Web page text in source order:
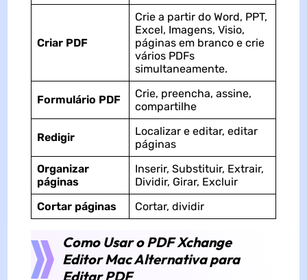
Criar PDF
Crie a partir do Word, PPT,
Excel, Imagens, Visio,
páginas em branco e crie
vários PDFs
simultaneamente.
Formulário PDF
Crie, preencha, assine,
compartilhe
Redigir
Localizar e editar, editar
páginas
Organizar
páginas
Inserir, Substituir, Extrair,
Dividir, Girar, Excluir
Cortar páginas
Cortar, dividir
Como Usar o PDF Xchange
Editor Mac Alternativa para
Editar PDF